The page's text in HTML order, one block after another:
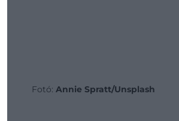
Fotó: Annie Spratt/Unsplash